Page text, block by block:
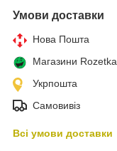
Умови доставки
Нова Пошта
Магазини Rozetka
Укрпошта
Самовивіз
Всі умови доставки